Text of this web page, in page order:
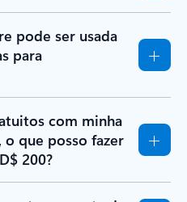
pode ser usada
para
com minha
que posso fazer
200?